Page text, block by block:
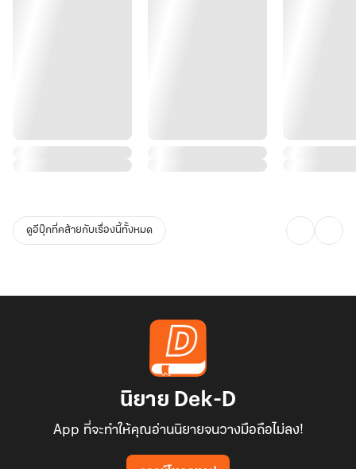
ดูอีบุ๊กที่คล้ายกับเรื่องนี้ทั้งหมด
นิยาย Dek-D
App ที่จะทำให้คุณอ่านนิยายจนวางมือถือไม่ลง!